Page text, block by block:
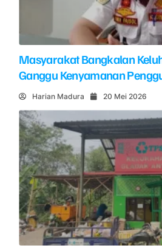
Masyarakat Bangkalan
Ganggu Kenyamanan
Harian Madura 20 Mei 2026